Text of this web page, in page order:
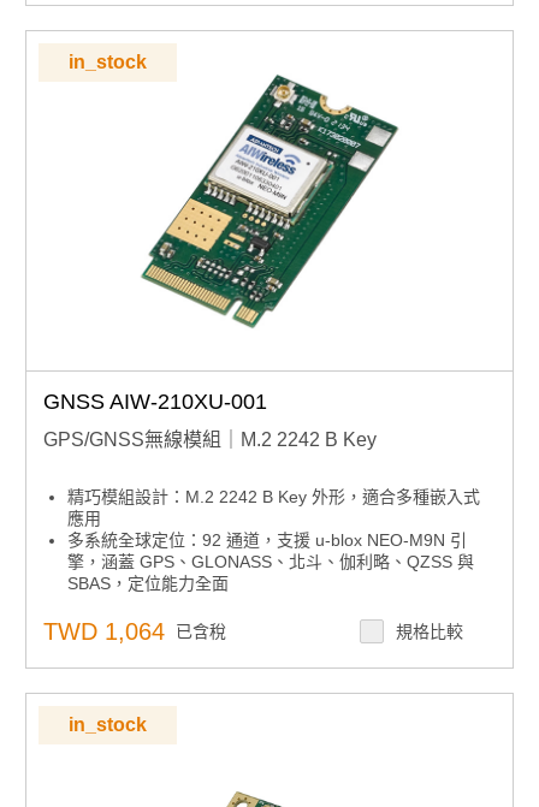
境
in_stock
GNSS AIW-210XU-001
GPS/GNSS無線模組｜M.2 2242 B Key
精巧模組設計：M.2 2242 B Key 外形，適合多種嵌入式
應用
多系統全球定位：92 通道，支援 u-blox NEO-M9N 引
擎，涵蓋 GPS、GLONASS、北斗、伽利略、QZSS 與
SBAS，定位能力全面
定位效率
高精度定位：2 米 CEP 精度，滿足工業級應用需求
彈性通訊介面：USB 2.0，整合方便
極寬溫適應：-40°C ~ +85°C，適用於嚴苛工業與戶外環
境
TWD 1,064 已含稅 規格比較
in_stock